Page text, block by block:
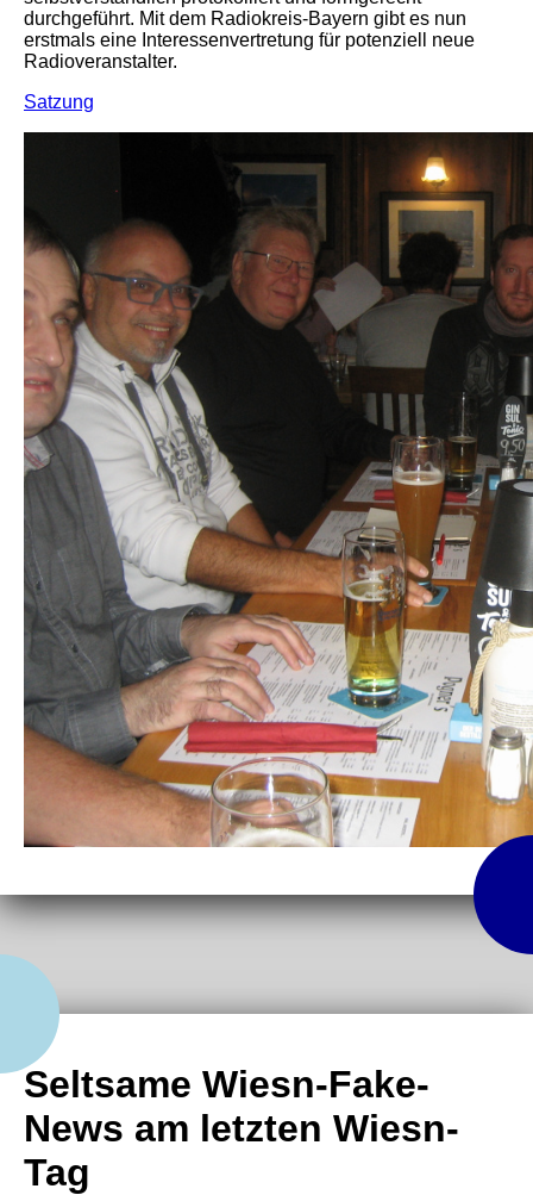
durchgeführt. Mit dem Radiokreis-Bayern gibt es nun
erstmals eine Interessenvertretung für potenziell neue
Radioveranstalter.
Satzung
Seltsame Wiesn-Fake-
News am letzten Wiesn-
Tag